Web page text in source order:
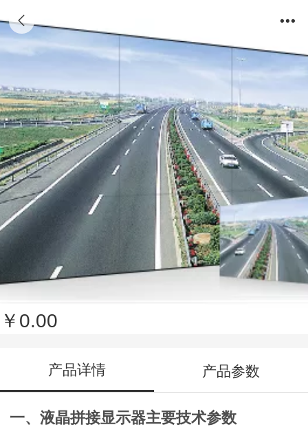
京东方49寸3.5mm拼接屏
￥0.00
产品详情 产品参数
一、液晶拼接显示器主要技术参数